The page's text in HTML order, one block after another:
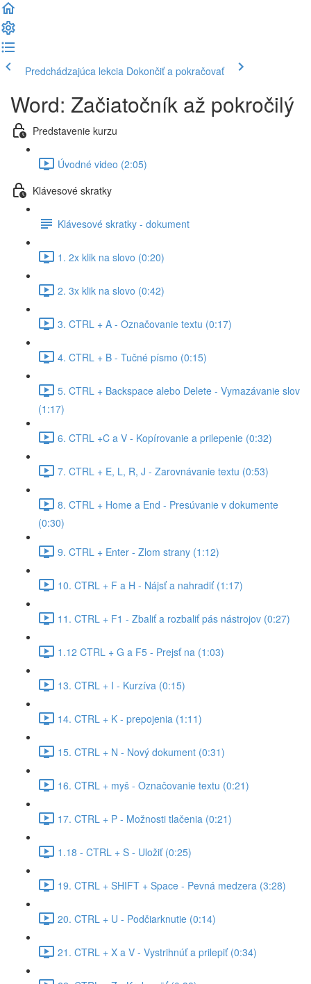
Predchádzajúca lekcia Dokončiť a pokračovať
Word: Začiatočník až pokročilý
Predstavenie kurzu
Úvodné video (2:05)
Klávesové skratky
Klávesové skratky - dokument
1. 2x klik na slovo (0:20)
2. 3x klik na slovo (0:42)
3. CTRL + A - Označovanie textu (0:17)
4. CTRL + B - Tučné písmo (0:15)
5. CTRL + Backspace alebo Delete - Vymazávanie slov
(1:17)
6. CTRL +C a V - Kopírovanie a prilepenie (0:32)
7. CTRL + E, L, R, J - Zarovnávanie textu (0:53)
8. CTRL + Home a End - Presúvanie v dokumente
(0:30)
9. CTRL + Enter - Zlom strany (1:12)
10. CTRL + F a H - Nájsť a nahradiť (1:17)
11. CTRL + F1 - Zbaliť a rozbaliť pás nástrojov (0:27)
1.12 CTRL + G a F5 - Prejsť na (1:03)
13. CTRL + I - Kurzíva (0:15)
14. CTRL + K - prepojenia (1:11)
15. CTRL + N - Nový dokument (0:31)
16. CTRL + myš - Označovanie textu (0:21)
17. CTRL + P - Možnosti tlačenia (0:21)
1.18 - CTRL + S - Uložiť (0:25)
19. CTRL + SHIFT + Space - Pevná medzera (3:28)
20. CTRL + U - Podčiarknutie (0:14)
21. CTRL + X a V - Vystrihnúť a prilepiť (0:34)